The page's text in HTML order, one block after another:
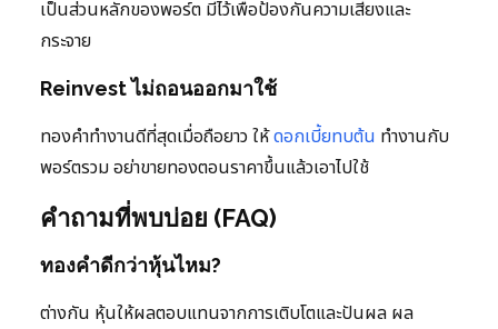
เป็นส่วนหลักของพอร์ต มีไว้เพื่อป้องกันความเสี่ยงและ
กระจาย
Reinvest ไม่ถอนออกมาใช้
ทองคำทำงานดีที่สุดเมื่อถือยาว ให้ดอกเบี้ยทบต้น ทำงานกับ
พอร์ตรวม อย่าขายทองตอนราคาขึ้นแล้วเอาไปใช้
คำถามที่พบบ่อย (FAQ)
ทองคำดีกว่าหุ้นไหม?
ต่างกัน หุ้นให้ผลตอบแทนจากการเติบโตและปันผล ผล